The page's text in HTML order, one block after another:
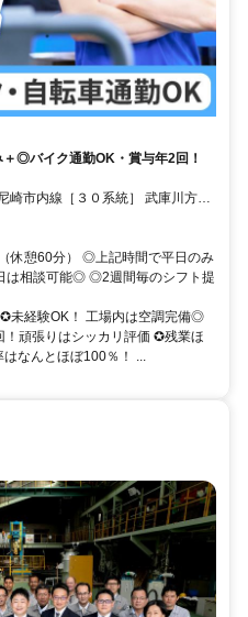
◎バイク通勤OK・賞与年2回！
休憩60分） ◎上記時間で平日のみ
は相談可能◎ ◎2週間毎のシフト提
未経験OK！ 工場内は空調完備◎
頑張りはシッカリ評価 ✪残業ほ
なんとほぼ100％！ ...